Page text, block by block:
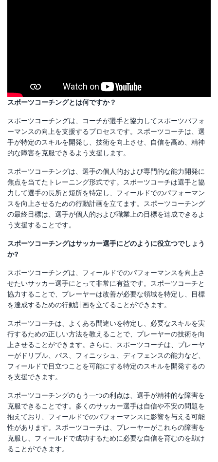
スポーツコーチングとは何ですか？
スポーツコーチングは、コーチが選手と協力してスポーツパフォ
ーマンスの向上を支援するプロセスです。スポーツコーチは、選
手が特定のスキルを開発し、技術を向上させ、自信を高め、精神
的な障害を克服できるよう支援します。
スポーツコーチングは、選手の個人的および専門的な能力開発に
焦点を当てたトレーニング形式です。スポーツコーチは選手と協
力して選手の長所と短所を特定し、フィールドでのパフォーマン
スを向上させるための行動計画を立てます。スポーツコーチング
の最終目標は、選手が個人的および職業上の目標を達成できるよ
う支援することです。
スポーツコーチングはサッカー選手にどのように役立つでしょう
か?
スポーツコーチングは、フィールドでのパフォーマンスを向上さ
せたいサッカー選手にとって非常に有益です。スポーツコーチと
協力することで、プレーヤーは改善が必要な領域を特定し、目標
を達成するための行動計画を立てることができます。
スポーツコーチは、よくある間違いを特定し、必要なスキルを実
行するための正しい方法を教えることで、プレーヤーの技術を向
上させることができます。さらに、スポーツコーチは、プレーヤ
ーがドリブル、パス、フィニッシュ、ディフェンスの能力など、
フィールドで目立つことを可能にする特定のスキルを開発するの
を支援できます。
スポーツコーチングのもう一つの利点は、選手が精神的な障害を
克服できることです。多くのサッカー選手は自信や不安の問題を
抱えており、フィールドでのパフォーマンスに影響を与える可能
性があります。スポーツコーチは、プレーヤーがこれらの障害を
克服し、フィールドで成功するために必要な自信を育むのを助け
ることができます。